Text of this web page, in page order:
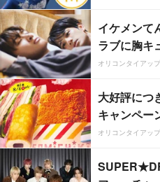
イケメンて
ラブに胸キ
オリコンタイアッ
大好評につ
キャンペー
オリコンタイアッ